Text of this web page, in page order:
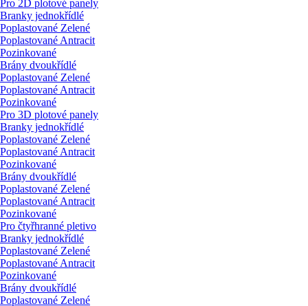
Pro 2D plotové panely
Branky jednokřídlé
Poplastované Zelené
Poplastované Antracit
Pozinkované
Brány dvoukřídlé
Poplastované Zelené
Poplastované Antracit
Pozinkované
Pro 3D plotové panely
Branky jednokřídlé
Poplastované Zelené
Poplastované Antracit
Pozinkované
Brány dvoukřídlé
Poplastované Zelené
Poplastované Antracit
Pozinkované
Pro čtyřhranné pletivo
Branky jednokřídlé
Poplastované Zelené
Poplastované Antracit
Pozinkované
Brány dvoukřídlé
Poplastované Zelené